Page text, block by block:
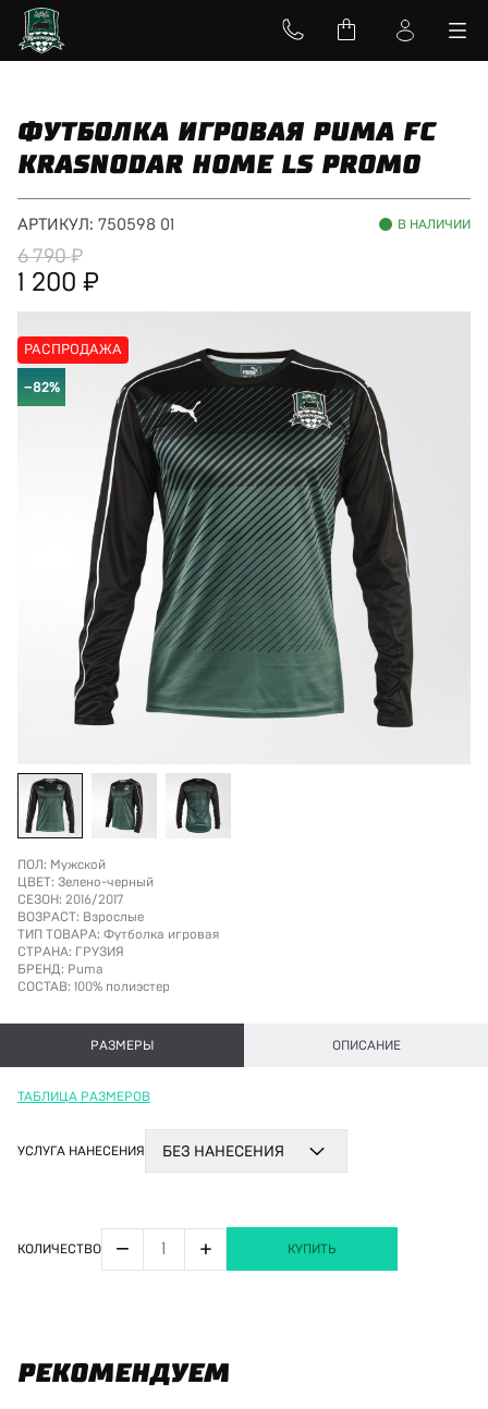
ФУТБОЛКА ИГРОВАЯ PUMA FC
KRASNODAR HOME LS PROMO
АРТИКУЛ: 750598 01 В НАЛИЧИИ
6 790
1 200
РАСПРОДАЖА
−82%
ПОЛ: Мужской
ЦВЕТ: Зелено-черный
СЕЗОН: 2016/2017
ВОЗРАСТ: Взрослые
ТИП ТОВАРА: Футболка игровая
СТРАНА: ГРУЗИЯ
БРЕНД: Puma
СОСТАВ: 100% полиэстер
РАЗМЕРЫ ОПИСАНИЕ
ТАБЛИЦА РАЗМЕРОВ
УСЛУГА НАНЕСЕНИЯ БЕЗ НАНЕСЕНИЯ
КОЛИЧЕСТВО − + КУПИТЬ
РЕКОМЕНДУЕМ